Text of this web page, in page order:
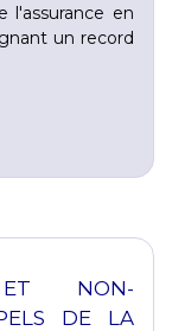
l'assurance en
un record
ET NON-
DE LA